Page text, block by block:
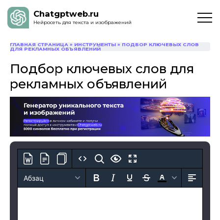
Chatgptweb.ru
Нейросеть для текста и изображений
ГЛАВНАЯ СТРАНИЦА » ИНСТРУМЕНТЫ » ПОДБОР КЛЮЧЕВЫХ СЛОВ
ДЛЯ РЕКЛАМНЫХ ОБЪЯВЛЕНИЙ
Подбор ключевых слов для
рекламных объявлений
Абзац